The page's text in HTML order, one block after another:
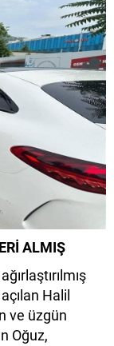
ALMIŞ
Halil
ve üzgün
Oğuz,